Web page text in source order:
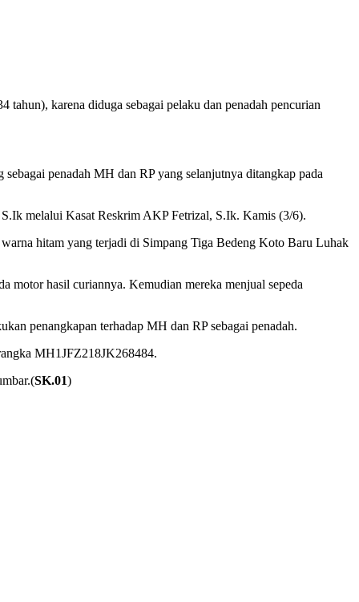
karena diduga sebagai pelaku dan penadah pencurian
penadah MH dan RP yang selanjutnya ditangkap pada
S.Ik melalui Kasat Reskrim AKP Fetrizal, S.Ik. Kamis (3/6).
hitam yang terjadi di Simpang Tiga Bedeng Koto Baru Luhak
motor hasil curiannya. Kemudian mereka menjual sepeda
penangkapan terhadap MH dan RP sebagai penadah.
MH1JFZ218JK268484.
SK.01)